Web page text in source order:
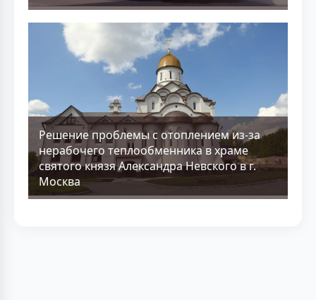
Решение проблемы с отоплением из-за
нерабочего теплообменника в храме
святого князя Александра Невского в г.
Москва